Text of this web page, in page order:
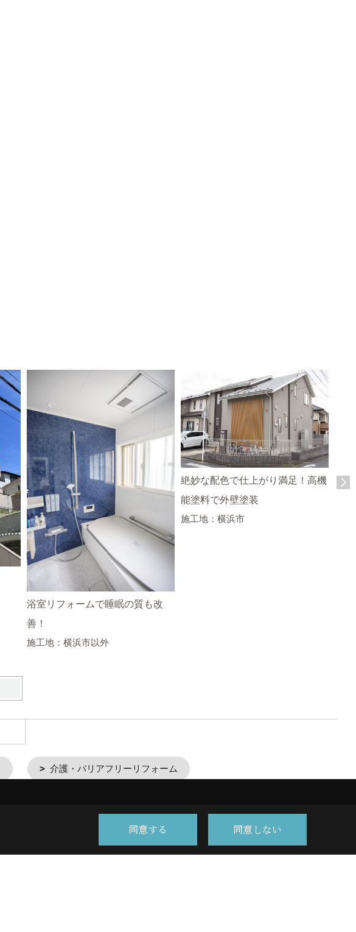
浴室リフォームで睡眠の質も改
善！
施工地：横浜市以外
絶妙な配色で仕上がり満足！高機
能塗料で外壁塗装
施工地：横浜市
介護・バリアフリーリフォーム
同意する 同意しない